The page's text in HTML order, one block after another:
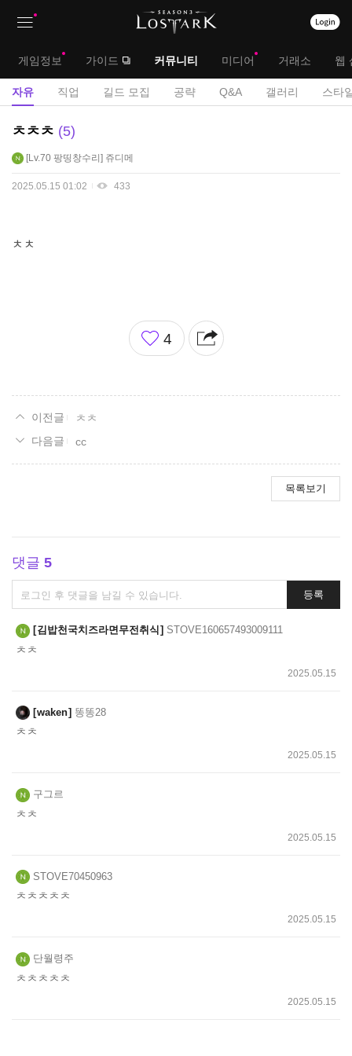
대
메
게임정보 가이드 커뮤니티 미디어 거래소 웹
서
자유 직업 길드 모집 공략 Q&A 갤러리 스타
자
게
ㅊㅊㅊ 5
Lv.70 팡띵창수리 쥬디메
2025.05.15 01:02 433
ㅊㅊ
좋
아
4
ㅊㅊ
cc
목록보기
댓글 5
댓
글
쓰
기
등록
김밥천국치즈라면무전취식 STOVE160657493009111
ㅊㅊ
2025.05.15
waken 똥똥28
ㅊㅊ
2025.05.15
구그르
ㅊㅊ
2025.05.15
STOVE70450963
ㅊㅊㅊㅊㅊ
2025.05.15
단월령주
ㅊㅊㅊㅊㅊ
2025.05.15